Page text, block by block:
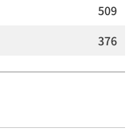
509
376